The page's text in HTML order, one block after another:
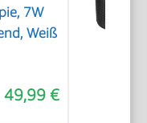
7W
Weiß
49,99 €